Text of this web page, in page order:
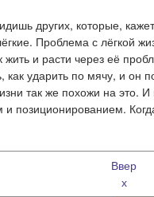
других, которые,
Проблема с лёгкой
и расти через её
ударить по мячу, и он
так же похожи на это.
позиционированием.
Ввер
х